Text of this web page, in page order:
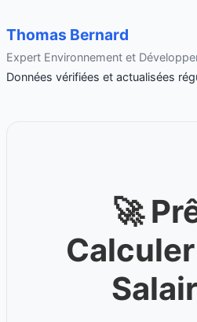
Thomas Bernard
Expert Environnement et
Données vérifiées et actualisées
🚀